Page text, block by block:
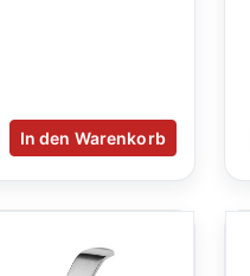
In den Warenkorb